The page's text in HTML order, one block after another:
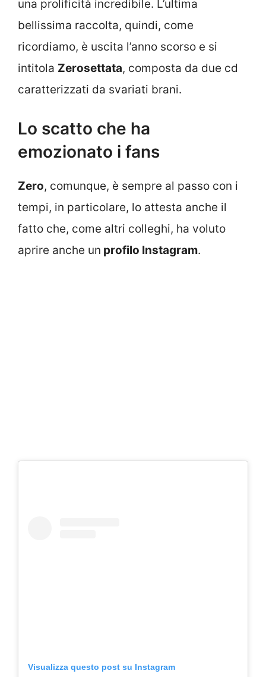
una prolificità incredibile. L’ultima
bellissima raccolta, quindi, come
ricordiamo, è uscita l’anno scorso e si
intitola Zerosettata, composta da due cd
caratterizzati da svariati brani.
Lo scatto che ha
emozionato i fans
Zero, comunque, è sempre al passo con i
tempi, in particolare, lo attesta anche il
fatto che, come altri colleghi, ha voluto
aprire anche un profilo Instagram.
Visualizza questo post su Instagram